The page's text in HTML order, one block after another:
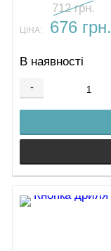
712 грн.
ЦІНА: 676 грн.
В наявності
-